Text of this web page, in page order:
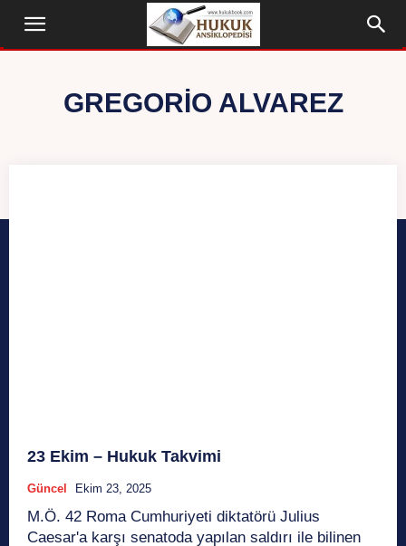
GREGORIO ALVAREZ
23 Ekim – Hukuk Takvimi
Güncel Ekim 23, 2025
M.Ö. 42 Roma Cumhuriyeti diktatörü Julius
Caesar'a karşı senatoda yapılan saldırı ile bilinen